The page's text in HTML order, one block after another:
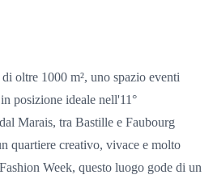
di oltre 1000 m², uno spazio eventi
posizione ideale nell'11°
Marais, tra Bastille e Faubourg
quartiere creativo, vivace e molto
Week, questo luogo gode di un